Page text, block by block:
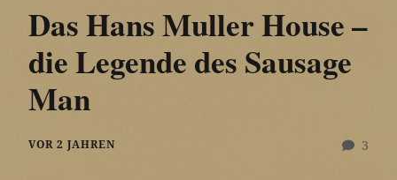
Das Hans Muller House –
die Legende des Sausage
Man
3
VOR 2 JAHREN